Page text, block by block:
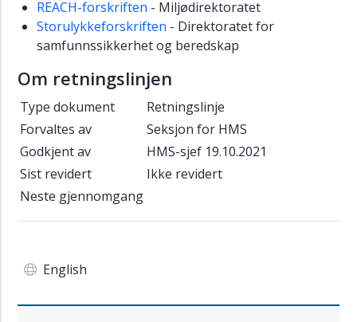
REACH-forskriften - Miljødirektoratet
Storulykkeforskriften - Direktoratet for
samfunnssikkerhet og beredskap
Om retningslinjen
Type dokument
Retningslinje
Forvaltes av
Seksjon for HMS
Godkjent av
HMS-sjef 19.10.2021
Sist revidert
Ikke revidert
Neste gjennomgang
English